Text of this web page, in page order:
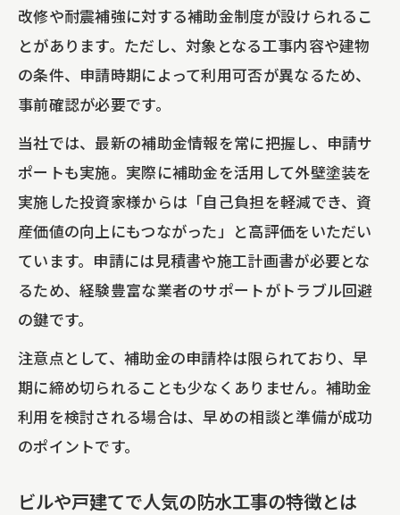
改修や耐震補強に対する補助金制度が設けられるこ
とがあります。ただし、対象となる工事内容や建物
の条件、申請時期によって利用可否が異なるため、
事前確認が必要です。
当社では、最新の補助金情報を常に把握し、申請サ
ポートも実施。実際に補助金を活用して外壁塗装を
実施した投資家様からは「自己負担を軽減でき、資
産価値の向上にもつながった」と高評価をいただい
ています。申請には見積書や施工計画書が必要とな
るため、経験豊富な業者のサポートがトラブル回避
の鍵です。
注意点として、補助金の申請枠は限られており、早
期に締め切られることも少なくありません。補助金
利用を検討される場合は、早めの相談と準備が成功
のポイントです。
ビルや戸建てで人気の防水工事の特徴とは